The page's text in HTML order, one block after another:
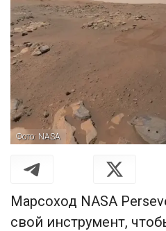
Фото: NASA
Марсоход NASA
свой инструмент,